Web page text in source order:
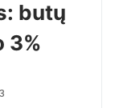
butų
3%